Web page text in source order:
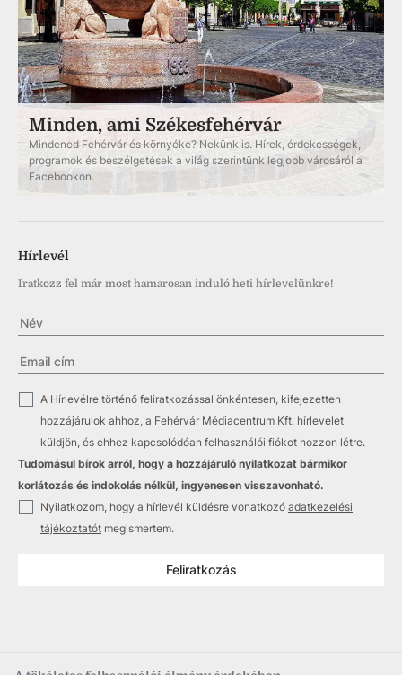
Minden, ami Székesfehérvár
Mindened Fehérvár és környéke? Nekünk is. Hírek, érdekességek,
programok és beszélgetések a világ szerintünk legjobb városáról a
Facebookon.
Hírlevél
Iratkozz fel már most hamarosan induló heti hírlevelünkre!
✓
A Hírlevélre történő feliratkozással önkéntesen, kifejezetten
hozzájárulok ahhoz, a Fehérvár Médiacentrum Kft. hírlevelet
küldjön, és ehhez kapcsolódóan felhasználói fiókot hozzon létre.
Tudomásul bírok arról, hogy a hozzájáruló nyilatkozat bármikor
korlátozás és indokolás nélkül, ingyenesen visszavonható.
✓ Nyilatkozom, hogy a hírlevél küldésre vonatkozó adatkezelési
tájékoztatót megismertem.
Feliratkozás